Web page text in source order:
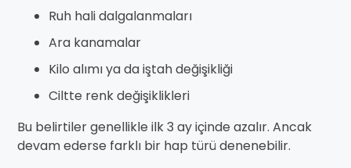
Ruh hali dalgalanmaları
Ara kanamalar
Kilo alımı ya da iştah değişikliği
Ciltte renk değişiklikleri
Bu belirtiler genellikle ilk 3 ay içinde azalır. Ancak
devam ederse farklı bir hap türü denenebilir.